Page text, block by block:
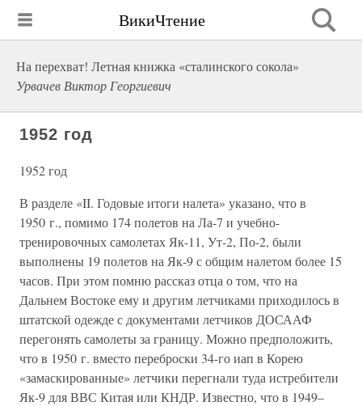
ВикиЧтение
На перехват! Летная книжка «сталинского сокола»
Урвачев Виктор Георгиевич
1952 год
1952 год
В разделе «II. Годовые итоги налета» указано, что в
1950 г., помимо 174 полетов на Ла-7 и учебно-
тренировочных самолетах Як-11, Ут-2, По-2, были
выполнены 19 полетов на Як-9 с общим налетом более 15
часов. При этом помню рассказ отца о том, что на
Дальнем Востоке ему и другим летчиками приходилось в
штатской одежде с документами летчиков ДОСААФ
перегонять самолеты за границу. Можно предположить,
что в 1950 г. вместо переброски 34-го иап в Корею
«замаскированные» летчики перегнали туда истребители
Як-9 для ВВС Китая или КНДР. Известно, что в 1949–